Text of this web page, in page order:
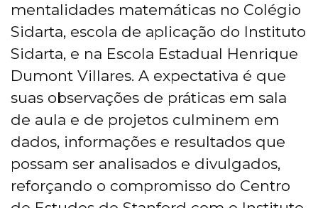
mentalidades matemáticas no Colégio
Sidarta, escola de aplicação do Instituto
Sidarta, e na Escola Estadual Henrique
Dumont Villares. A expectativa é que
suas observações de práticas em sala
de aula e de projetos culminem em
dados, informações e resultados que
possam ser analisados e divulgados,
reforçando o compromisso do Centro